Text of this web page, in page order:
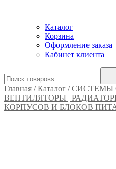
Каталог
Корзина
Оформление заказа
Кабинет клиента
Главная /Каталог /СИСТЕМЫ
ВЕНТИЛЯТОРЫ |
КОРПУСОВ И БЛОКОВ